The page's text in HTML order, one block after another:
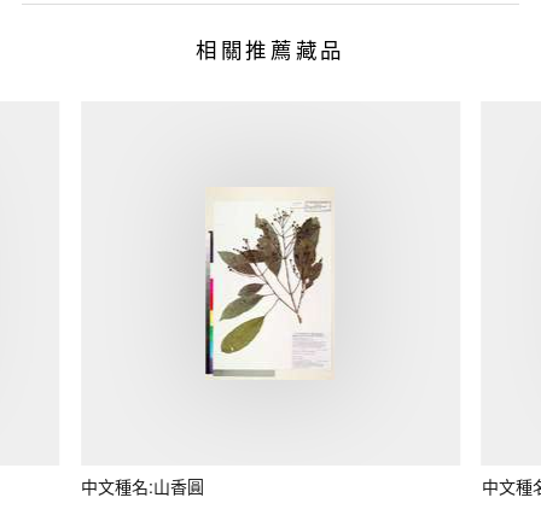
相關推薦藏品
中文種名:山香圓 中文種